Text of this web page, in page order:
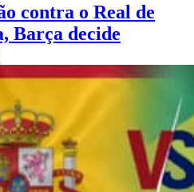
contra o Real de
Barça decide